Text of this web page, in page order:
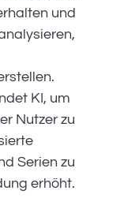
und
KI, um
Nutzer zu
Serien zu
erhöht.